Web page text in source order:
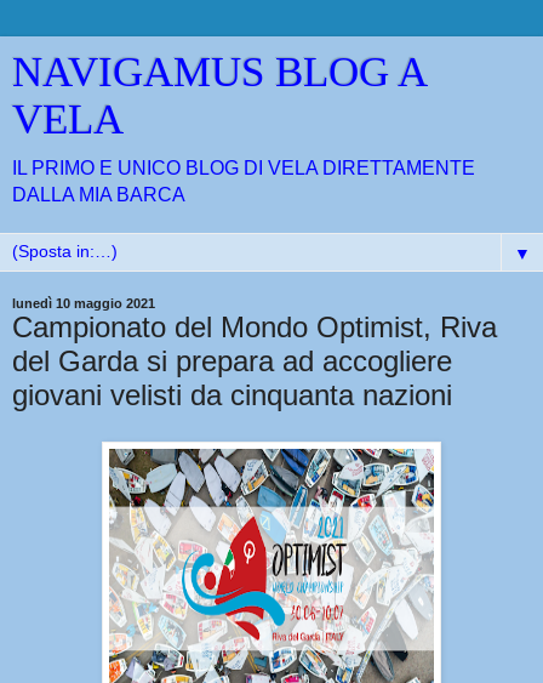
NAVIGAMUS BLOG A
VELA
IL PRIMO E UNICO BLOG DI VELA DIRETTAMENTE
DALLA MIA BARCA
▼
lunedì 10 maggio 2021
Campionato del Mondo Optimist, Riva
del Garda si prepara ad accogliere
giovani velisti da cinquanta nazioni